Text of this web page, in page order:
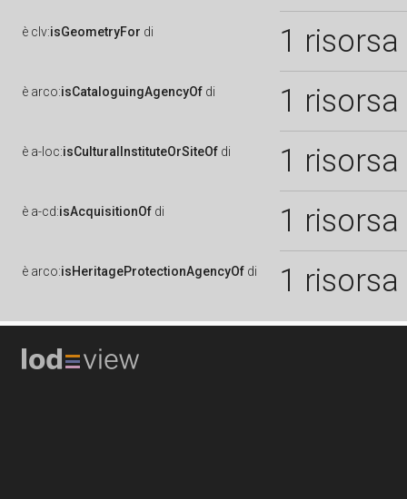
è clv:isGeometryFor di 1 risorsa
è arco:isCataloguingAgencyOf di 1 risorsa
è a-loc:isCulturalInstituteOrSiteOf di 1 risorsa
è a-cd:isAcquisitionOf di 1 risorsa
è arco:isHeritageProtectionAgencyOf di 1 risorsa